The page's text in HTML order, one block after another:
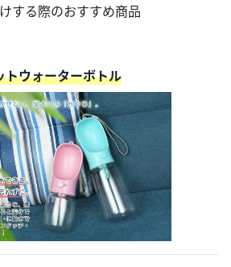
する際のおすすめ商品
トウォーターボトル